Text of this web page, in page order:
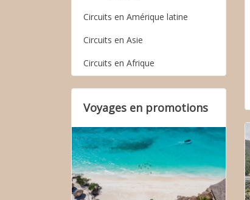
Circuits en Amérique latine
Circuits en Asie
Circuits en Afrique
Voyages en promotions